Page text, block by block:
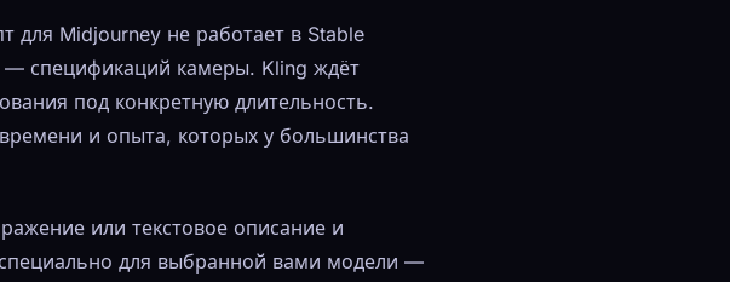
Midjourney не работает в Stable
— спецификаций камеры. Kling ждёт
под конкретную длительность.
и опыта, которых у большинства
или текстовое описание и
для выбранной вами модели —